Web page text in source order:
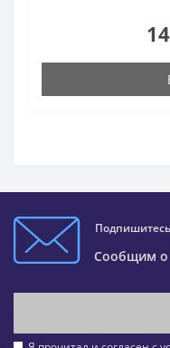
Сообщим о